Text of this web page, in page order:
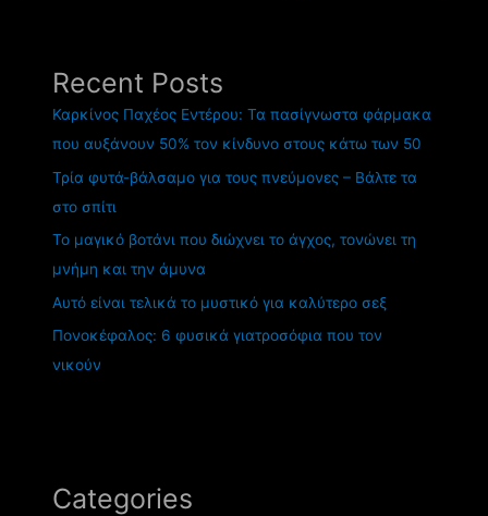
Recent Posts
Καρκίνος Παχέος Εντέρου: Τα πασίγνωστα φάρμακα
που αυξάνουν 50% τον κίνδυνο στους κάτω των 50
Τρία φυτά-βάλσαμο για τους πνεύμονες – Βάλτε τα
στο σπίτι
Το μαγικό βοτάνι που διώχνει το άγχος, τονώνει τη
μνήμη και την άμυνα
Αυτό είναι τελικά το μυστικό για καλύτερο σεξ
Πονοκέφαλος: 6 φυσικά γιατροσόφια που τον
νικούν
Categories